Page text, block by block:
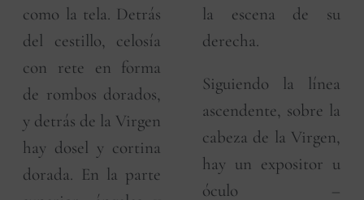
como la tela. Detrás
del cestillo, celosía
con rete en forma
de rombos dorados,
y detrás de la Virgen
hay dosel y cortina
dorada. En la parte
la escena de su
derecha.
Siguiendo la línea
ascendente, sobre la
cabeza de la Virgen,
hay un expositor u
óculo –